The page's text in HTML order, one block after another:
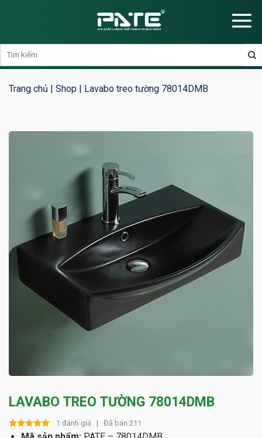
Trang chủ | Shop | Lavabo treo tường 78014DMB
LAVABO TREO TƯỜNG 78014DMB
Rated5.00
1
1 đánh giá | Đã bán 211